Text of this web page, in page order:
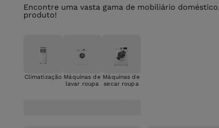
Encontre uma vasta gama de mobiliário
produto!
Climatização Máquinas de
lavar roupa
Máquinas de
secar roupa